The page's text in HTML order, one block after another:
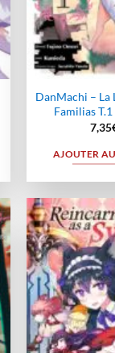
DanMachi – La
Familias
7,35
AJOUTER